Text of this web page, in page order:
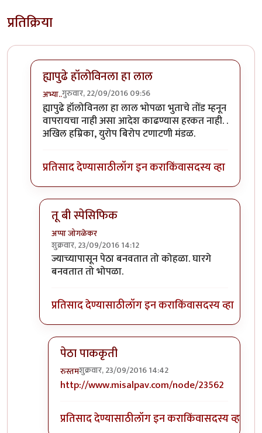
प्रतिक्रिया
ह्यापुढे हॉलोविनला हा लाल
अभ्या..गुरुवार, 22/09/2016 09:56
In reply toकोहळा (Benincasa hispida)byडॉ सुहास
ह्यापुढे हॉलोविनला हा लाल भोपळा भुताचे तोंड म्हनून
वापरायचा नाही असा आदेश काढण्यास हरकत नाही. .
अखिल हम्रिका, युरोप बिरोप टणाटणी मंडळ.
प्रतिसाद देण्यासाठीलॉग इन कराकिंवासदस्य व्हा
तू बी स्पेसिफिक
अप्पा जोगळेकर
शुक्रवार, 23/09/2016 14:12
In reply toतांबडा भोपळा टू बी स्पेसिफिक.by
ज्याच्यापासून पेठा बनवतात तो कोहळा. घारगे
बनवतात तो भोपळा.
प्रतिसाद देण्यासाठीलॉग इन कराकिंवासदस्य व्हा
पेठा पाककृती
रुस्तमशुक्रवार, 23/09/2016 14:42
In reply toतू बी स्पेसिफिकbyअप्पा जोगळेकर
http://www.misalpav.com/node/23562
प्रतिसाद देण्यासाठीलॉग इन कराकिंवासदस्य व्हा